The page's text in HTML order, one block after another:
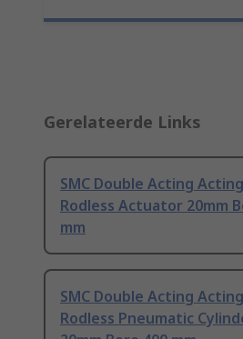
Gerelateerde Links
SMC Double Acting Acting
Rodless Actuator 20mm
mm
SMC Double Acting Acting
Rodless Pneumatic